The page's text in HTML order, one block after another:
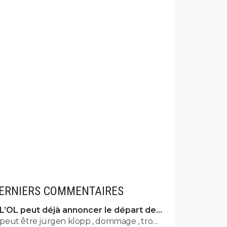
COMMENTAIRES
L’OL peut déjà annoncer le départ de
Fonseca
peut être jürgen klopp , dommage , trop